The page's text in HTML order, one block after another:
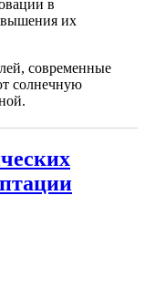
современные
солнечную